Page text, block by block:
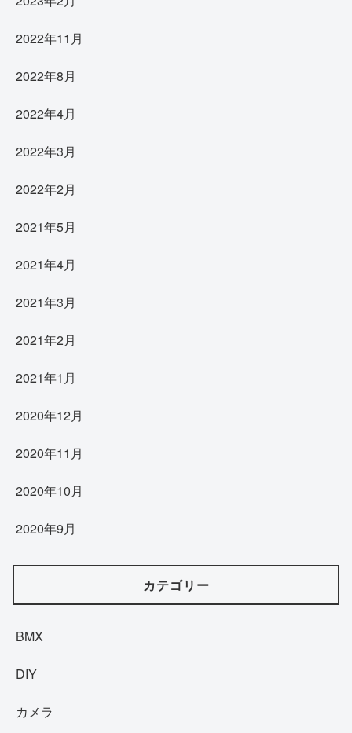
2022年11月
2022年8月
2022年4月
2022年3月
2022年2月
2021年5月
2021年4月
2021年3月
2021年2月
2021年1月
2020年12月
2020年11月
2020年10月
2020年9月
カテゴリー
BMX
DIY
カメラ